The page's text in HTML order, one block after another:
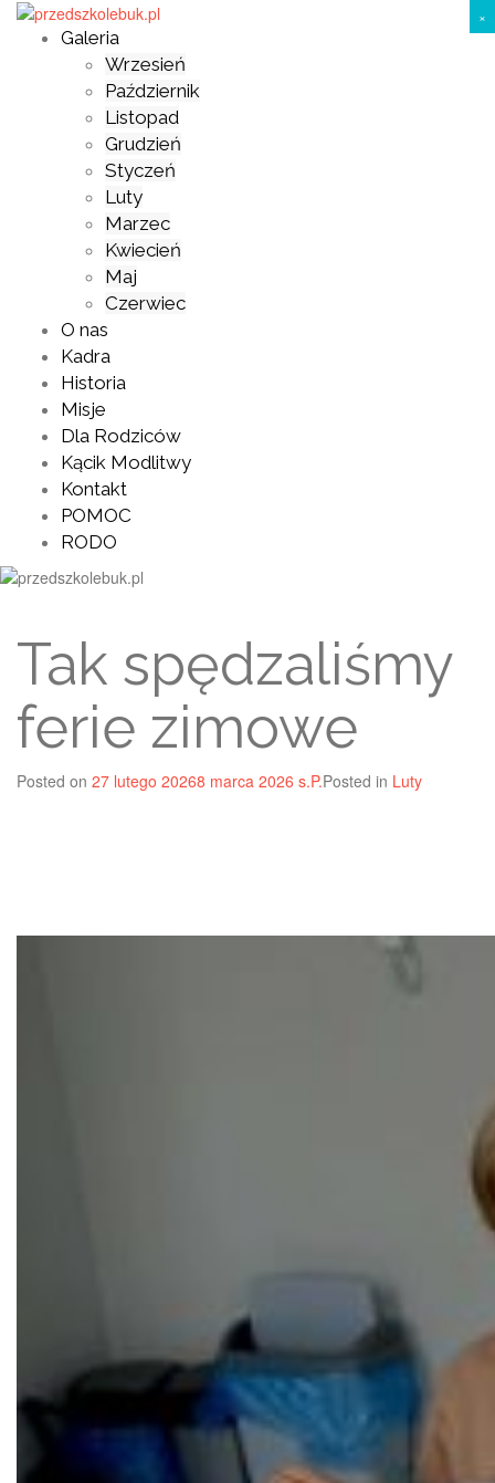
Skip
Galeria
Wrzesień
Październik
Listopad
Grudzień
Styczeń
Luty
Marzec
Kwiecień
Maj
Czerwiec
O nas
Kadra
Historia
Misje
Dla Rodziców
Kącik Modlitwy
Kontakt
POMOC
RODO
Tak spędzaliśmy
ferie zimowe
Posted on 27 lutego 20268 marca 2026 s.P.Posted in Luty
×